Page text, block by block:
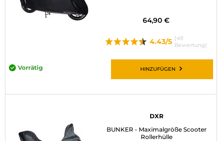
64,90 €
4.43/5 (49
Bewertung)
Vorrätig HINZUFÜGEN
DXR
BUNKER - Maximalgröße Scooter
Rollerhülle